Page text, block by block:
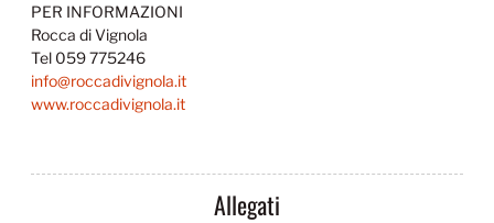
PER INFORMAZIONI
Rocca di Vignola
Tel 059 775246
info@roccadivignola.it
www.roccadivignola.it
Allegati